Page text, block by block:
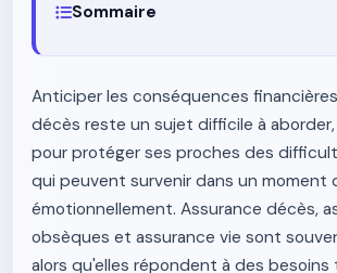
Sommaire
Anticiper les conséquences
décès reste un sujet difficile à
pour protéger ses proches des
qui peuvent survenir dans un moment
émotionnellement. Assurance décès,
obsèques et assurance vie sont
alors qu'elles répondent à des